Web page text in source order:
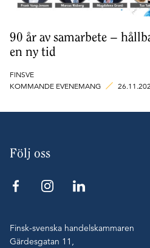
90 år av samarbete –
en ny tid
FINSVE
KOMMANDE EVENEMANG
Följ oss
Finsk-svenska handelskammaren
Gärdesgatan 11,